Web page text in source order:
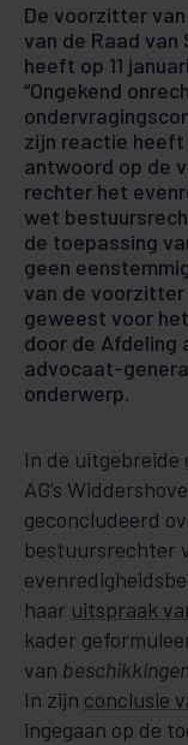
De voorzitter
van de Raad van
heeft op 11
“Ongekend
zijn reactie
antwoord op de
rechter het
wet
de toepassing
geen
van de
geweest voor
door de Afdeling
advocaat-
onderwerp.
In de uitgebreide
AG’s
geconcludeerd
bestuursrechter
haar uitspraak
kader
van
In zijn conclusie
ingegaan op de